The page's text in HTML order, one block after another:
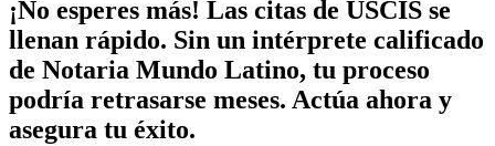
¡No esperes más! Las citas de USCIS se
llenan rápido. Sin un intérprete calificado
de Notaria Mundo Latino, tu proceso
podría retrasarse meses. Actúa ahora y
asegura tu éxito.